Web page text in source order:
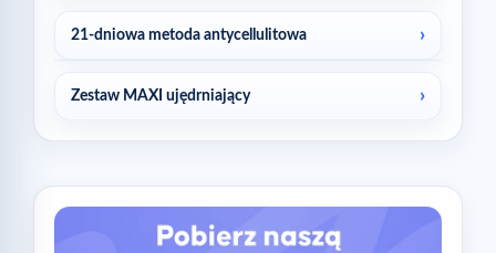
21-dniowa metoda antycellulitowa
Zestaw MAXI ujędrniający